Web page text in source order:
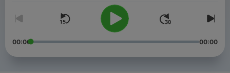
00:00 00:00